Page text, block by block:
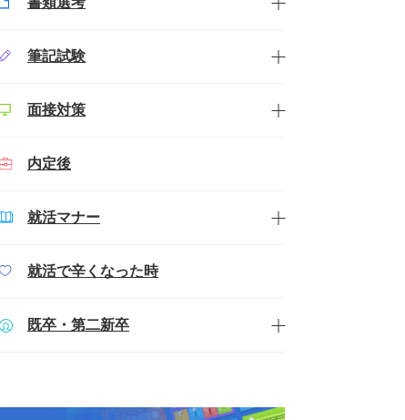
筆記試験
面接対策
内定後
就活マナー
就活で辛くなった時
既卒・第二新卒